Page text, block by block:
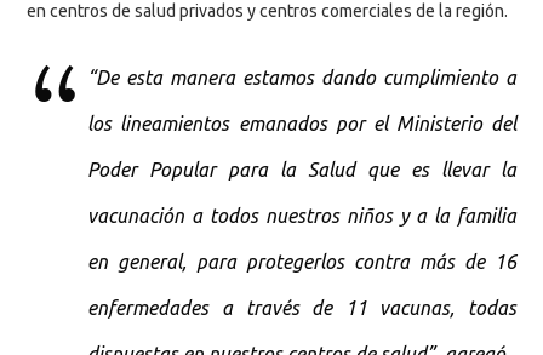
en centros de salud privados y centros comerciales de la región.
“De esta manera estamos dando cumplimiento a
los lineamientos emanados por el Ministerio del
Poder Popular para la Salud que es llevar la
vacunación a todos nuestros niños y a la familia
en general, para protegerlos contra más de 16
enfermedades a través de 11 vacunas, todas